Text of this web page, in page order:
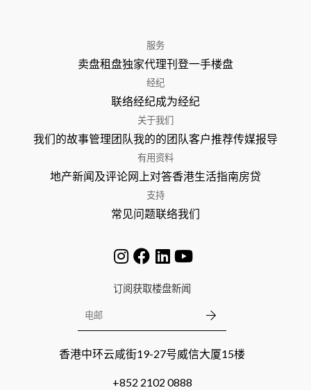
服务
卖盘租盘独家代理刊登一手楼盘
经纪
联络经纪成为经纪
关于我们
我们的故事管理团队我的的团队客户推荐传媒报导
有用资料
地产新闻及评论网上对答香港生活指南房贷
支持
常见问题联络我们
订阅获取楼盘新闻
香港中环云咸街19-27号威信大厦15楼
+852 2102 0888